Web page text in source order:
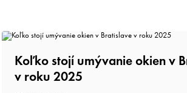
Koľko stojí umývanie okien v
v roku 2025️